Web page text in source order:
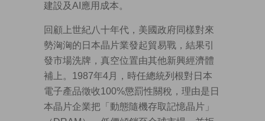
建設及AI應用成本。
回顧上世紀八十年代，美國政府同樣對來
勢洶洶的日本晶片業發起貿易戰，結果引
發市場洗牌，真空位置由其他新興經濟體
補上。1987年4月，時任總統列根對日本
電子產品徵收100%懲罰性關稅，理由是日
本晶片企業把「動態隨機存取記憶晶片」